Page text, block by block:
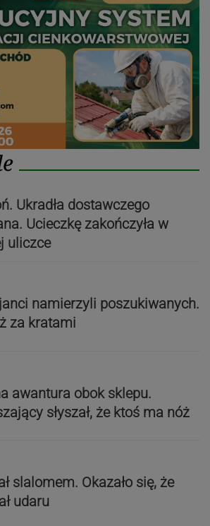
Ukradła dostawczego
Ucieczkę zakończyła w
uliczce
namierzyli poszukiwanych.
za kratami
awantura obok sklepu.
słyszał, że ktoś ma nóż
slalomem. Okazało się, że
udaru